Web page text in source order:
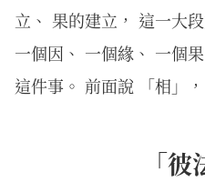
立、 果的建立， 這一大
一個因、 一個緣、 一個
這件事。 前面說 「相」
「彼